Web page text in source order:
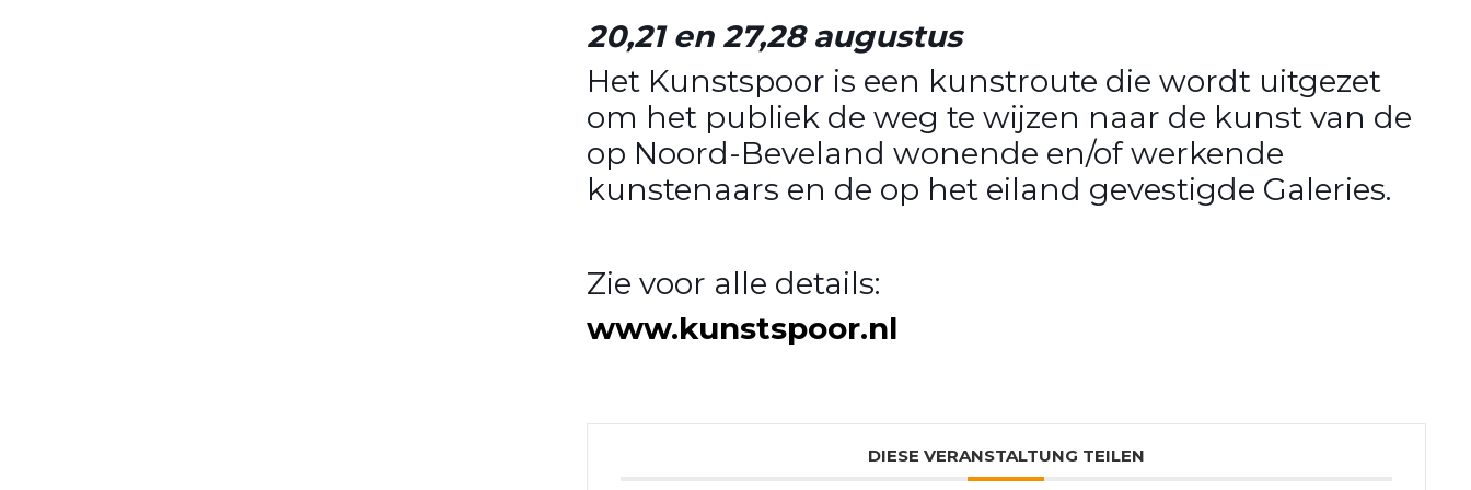
20,21 en 27,28 augustus
Het Kunstspoor is een kunstroute die wordt uitgezet
om het publiek de weg te wijzen naar de kunst van de
op Noord-Beveland wonende en/of werkende
kunstenaars en de op het eiland gevestigde Galeries.
Zie voor alle details:
www.kunstspoor.nl
DIESE VERANSTALTUNG TEILEN